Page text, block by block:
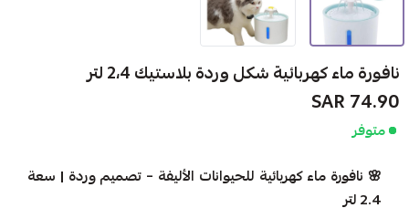
نافورة ماء كهربائية شكل وردة بلاستيك 2،4 لتر
74.90 SAR
متوفر
🌸 نافورة ماء كهربائية للحيوانات الأليفة – تصميم وردة | سعة
2.4 لتر